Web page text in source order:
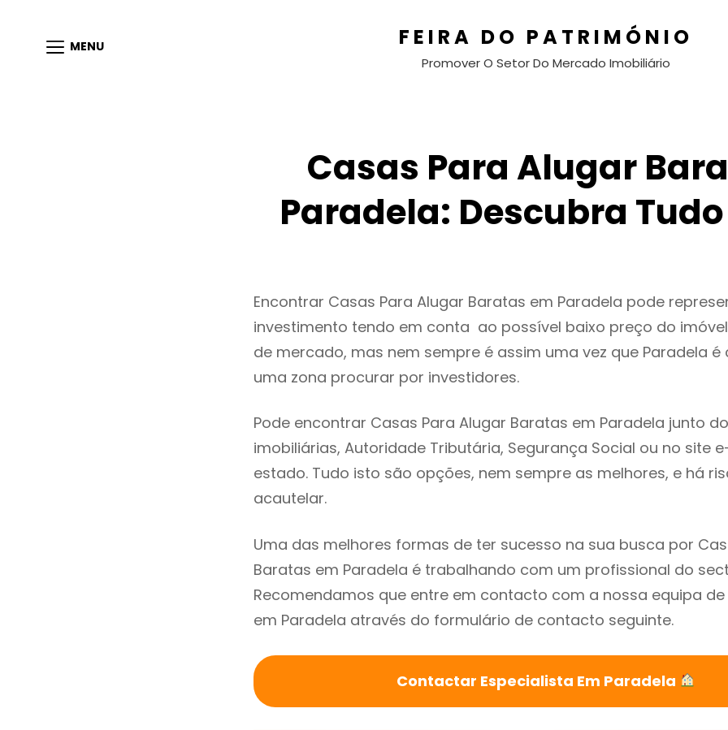
MENU FEIRA DO PATRIMÓNIO
Promover O Setor Do Mercado Imobiliário
Casas Para Alugar
Paradela: Descubra
Encontrar Casas Para Alugar Baratas em Paradela pode
investimento tendo em conta ao possível baixo preço do
de mercado, mas nem sempre é assim uma vez que Paradela é
uma zona procurar por investidores.
Pode encontrar Casas Para Alugar Baratas em Paradela junto
imobiliárias, Autoridade Tributária, Segurança Social ou no site
estado. Tudo isto são opções, nem sempre as melhores, e há
acautelar.
Uma das melhores formas de ter sucesso na sua busca por
Baratas em Paradela é trabalhando com um profissional do
Recomendamos que entre em contacto com a nossa equipa
em Paradela através do formulário de contacto seguinte.
Contactar Especialista Em Paradela